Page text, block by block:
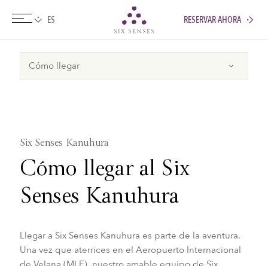
Six sensesRESERVAR AHORA
Six Senses Kanuhura
Cómo llegar al Six
Senses Kanuhura
Llegar a Six Senses Kanuhura es parte de la aventura.
Una vez que aterrices en el Aeropuerto Internacional